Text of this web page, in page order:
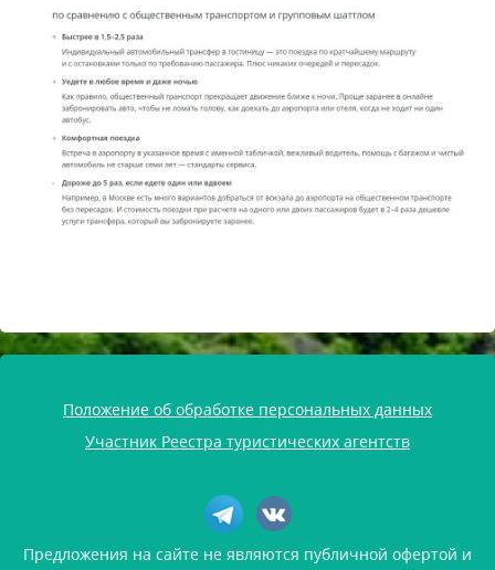
Положение об обработке персональных данных
Участник Реестра туристических агентств
Предложения на сайте не являются публичной офертой и